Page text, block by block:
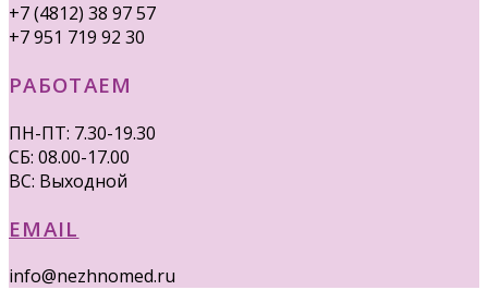
+7 (4812) 38 97 57
+7 951 719 92 30
РАБОТАЕМ
ПН-ПТ: 7.30-19.30
СБ: 08.00-17.00
ВС: Выходной
EMAIL
info@nezhnomed.ru